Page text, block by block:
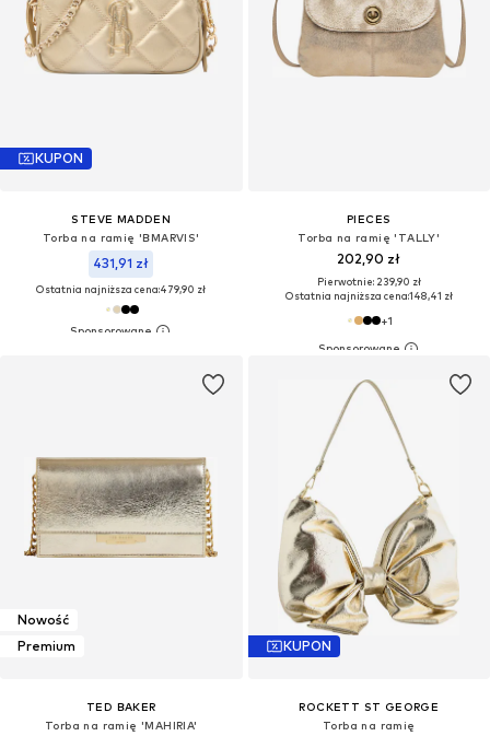
KUPON
STEVE MADDEN
Torba na ramię 'BMARVIS'
431,91 zł
Ostatnia najniższa cena:479,90 zł
PIECES
Torba na ramię 'TALLY'
202,90 zł
Pierwotnie: 239,90 zł
Ostatnia najniższa cena:148,41 zł
+1
Nowość
Premium
TED BAKER
Torba na ramię 'MAHIRIA'
KUPON
ROCKETT ST GEORGE
Torba na ramię